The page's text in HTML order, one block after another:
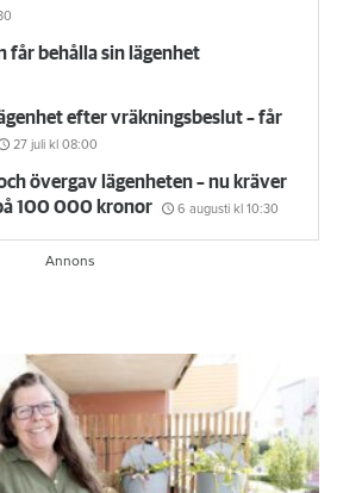
får behålla sin lägenhet
efter vräkningsbeslut – får
27 juli kl 08:00
övergav lägenheten – nu kräver
100 000 kronor
6 augusti kl 10:30